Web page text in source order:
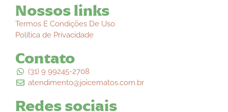
Nossos links
Termos E Condições De Uso
Política de Privacidade
Contato
(31) 9 99245-2708
atendimento@joicematos.com.br
Redes sociais